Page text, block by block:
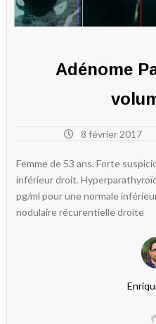
Adénome
8 février 2017
Femme de 53 ans. Forte
inférieur droit.
pg/ml pour une normale
nodulaire récurentielle droite